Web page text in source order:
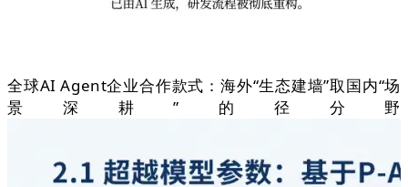
全球AI Agent企业合作款式：海外“生态建墙”取国内“场
景深耕”的径分野